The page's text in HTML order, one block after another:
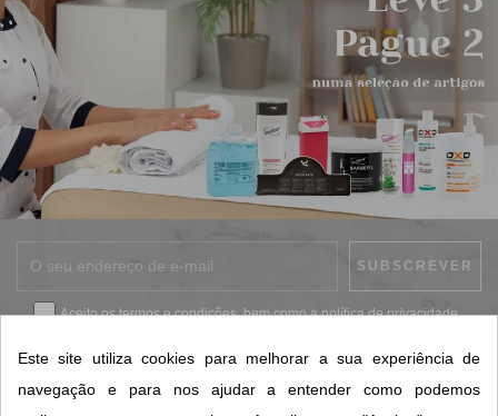
Aceito ostermos e condições, bem como apolítica de privacidade.
Este site utiliza cookies para melhorar a sua experiência de
navegação e para nos ajudar a entender como podemos